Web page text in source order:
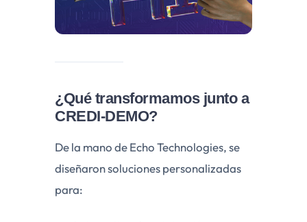
¿Qué transformamos junto a
CREDI-DEMO?
De la mano de Echo Technologies, se
diseñaron soluciones personalizadas
para: